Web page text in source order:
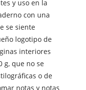
y uso en la
con una
se siente
logotipo de
interiores
g, que no se
o de
notas y notas